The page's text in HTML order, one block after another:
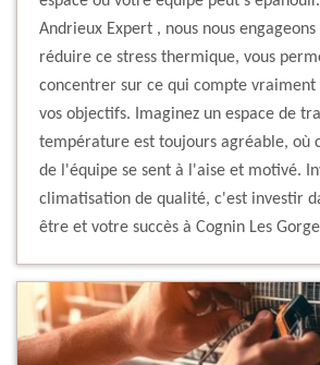
Andrieux Expert , nous nous
réduire ce stress thermique, vous
concentrer sur ce qui compte
vos objectifs. Imaginez un espace de
température est toujours agréable, où
de l'équipe se sent à l'aise et motivé.
climatisation de qualité, c'est investir
être et votre succès à Cognin Les